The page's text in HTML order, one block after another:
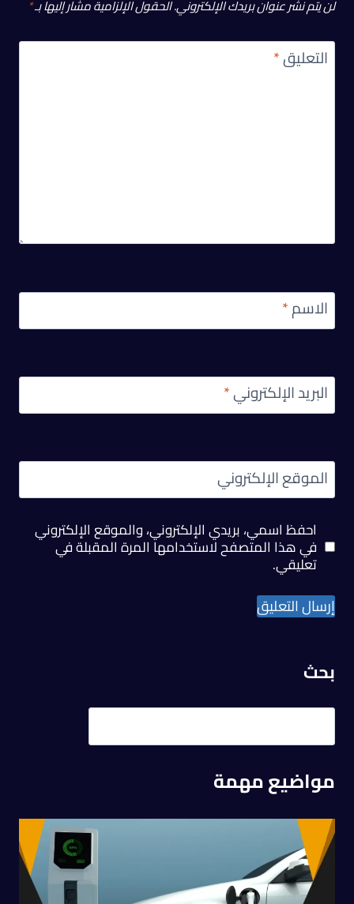
لن يتم نشر عنوان بريدك الإلكتروني.الحقول الإلزامية مشار إليها بـ*
التعليق*
الاسم*
البريد الإلكتروني*
الموقع الإلكتروني
احفظ اسمي، بريدي الإلكتروني، والموقع الإلكتروني
في هذا المتصفح لاستخدامها المرة المقبلة في
تعليقي.
بحث
مواضيع مهمة